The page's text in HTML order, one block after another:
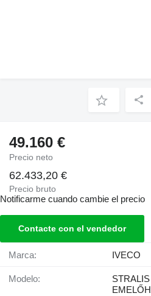
49.160 €
Precio neto
62.433,20 €
Precio bruto
Notificarme cuando cambie el precio
Contacte con el vendedor
Marca: IVECO
Modelo: